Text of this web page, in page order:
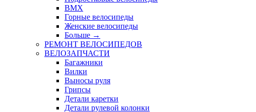
BMX
Горные велосипеды
Женские велосипеды
Больше →
РЕМОНТ ВЕЛОСИПЕДОВ
ВЕЛОЗАПЧАСТИ
Багажники
Вилки
Выносы руля
Грипсы
Детали каретки
Детали рулевой колонки